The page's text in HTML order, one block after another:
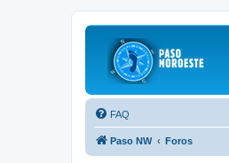
FAQ
Paso NW Foros